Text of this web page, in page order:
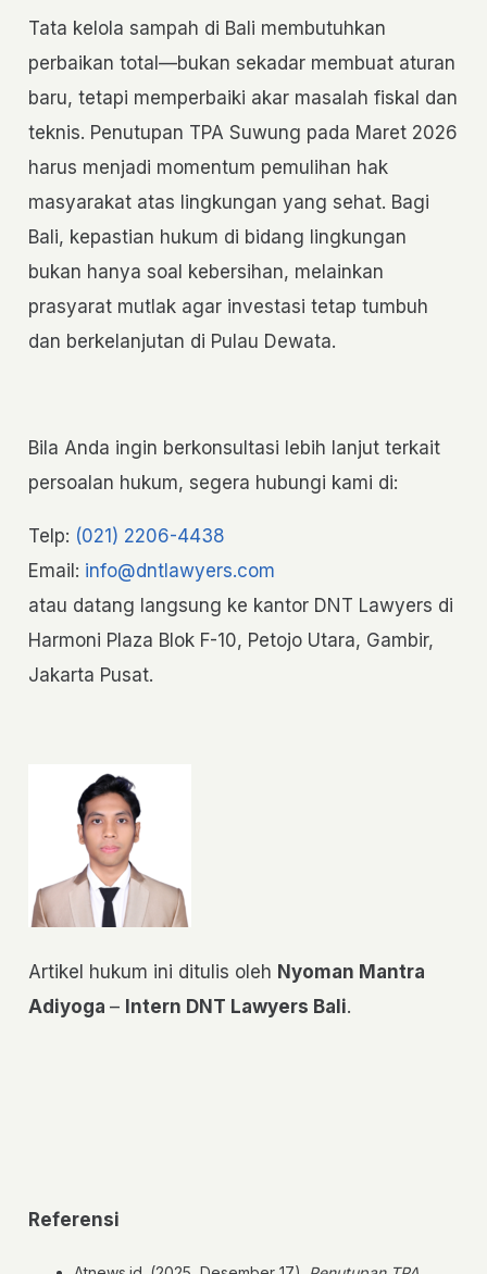
Tata kelola sampah di Bali membutuhkan
perbaikan total—bukan sekadar membuat aturan
baru, tetapi memperbaiki akar masalah fiskal dan
teknis. Penutupan TPA Suwung pada Maret 2026
harus menjadi momentum pemulihan hak
masyarakat atas lingkungan yang sehat. Bagi
Bali, kepastian hukum di bidang lingkungan
bukan hanya soal kebersihan, melainkan
prasyarat mutlak agar investasi tetap tumbuh
dan berkelanjutan di Pulau Dewata.
Bila Anda ingin berkonsultasi lebih lanjut terkait
persoalan hukum, segera hubungi kami di:
Telp: (021) 2206-4438
Email: info@dntlawyers.com
atau datang langsung ke kantor DNT Lawyers di
Harmoni Plaza Blok F-10, Petojo Utara, Gambir,
Jakarta Pusat.
Artikel hukum ini ditulis oleh Nyoman Mantra
Adiyoga – Intern DNT Lawyers Bali.
Referensi